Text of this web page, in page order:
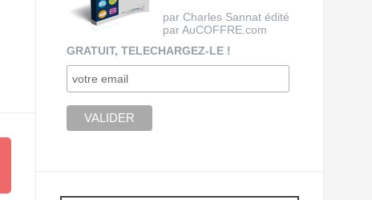
par Charles Sannat édité
par AuCOFFRE.com
GRATUIT, TELECHARGEZ-LE !